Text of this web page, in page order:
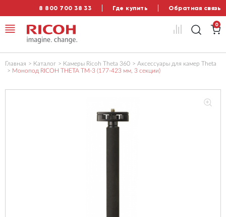
8 800 700 38 33 Где купить Обратная связь
0
Главная Каталог Камеры Ricoh Theta 360
Аксессуары для камер Theta
Монопод RICOH THETA TM-3 (177-423 мм, 3 секции)